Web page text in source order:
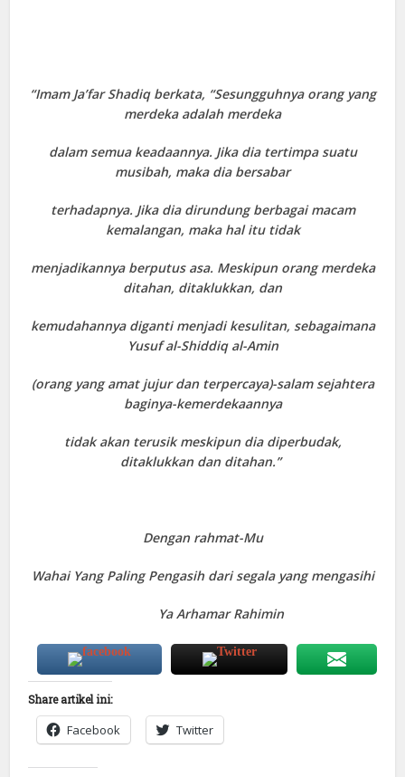
“Imam Ja’far Shadiq berkata, “Sesungguhnya orang yang
merdeka adalah merdeka
dalam semua keadaannya. Jika dia tertimpa suatu
musibah, maka dia bersabar
terhadapnya. Jika dia dirundung berbagai macam
kemalangan, maka hal itu tidak
menjadikannya berputus asa. Meskipun orang merdeka
ditahan, ditaklukkan, dan
kemudahannya diganti menjadi kesulitan, sebagaimana
Yusuf al-Shiddiq al-Amin
(orang yang amat jujur dan terpercaya)-salam sejahtera
baginya-kemerdekaannya
tidak akan terusik meskipun dia diperbudak,
ditaklukkan dan ditahan.”
Dengan rahmat-Mu
Wahai Yang Paling Pengasih dari segala yang mengasihi
Ya Arhamar Rahimin
Share artikel ini:
Facebook Twitter